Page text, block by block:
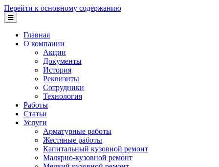
Перейти к основному содержанию
Главная
О компании
Акции
Документы
История
Реквизиты
Сотрудники
Технология
Работы
Статьи
Услуги
Арматурные работы
Жестяные работы
Капитальный кузовной ремонт
Малярно-кузовной ремонт